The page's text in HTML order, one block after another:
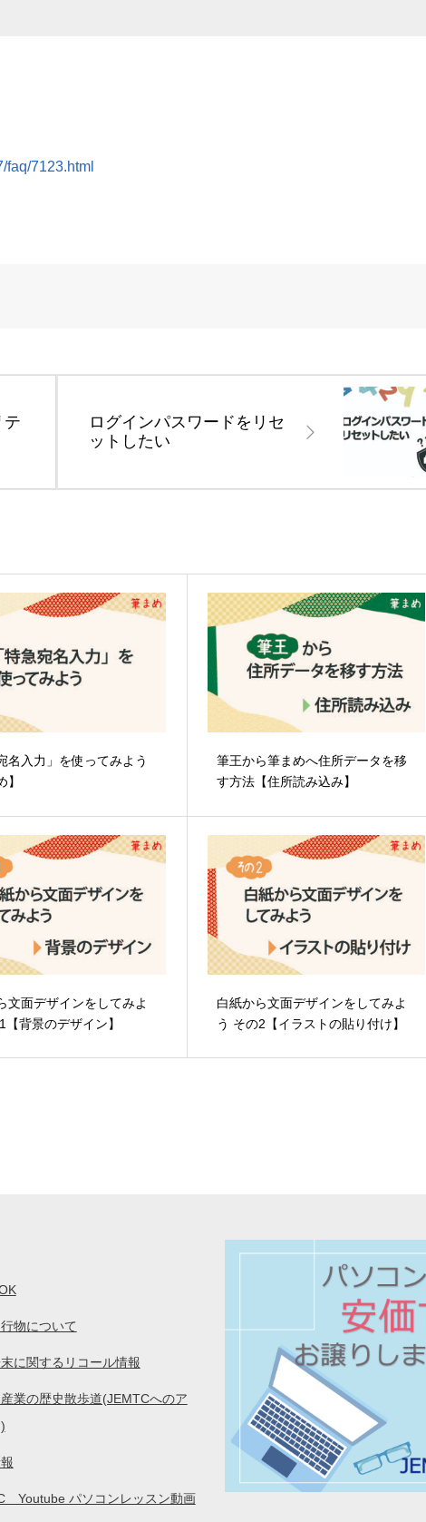
faq/7123.html
テ
ログインパスワードをリセ
ットしたい
名入力」を使ってみよう
】
筆王から筆まめへ住所データを移
す方法【住所読み込み】
文面デザインをしてみよ
【背景のデザイン】
白紙から文面デザインをしてみよ
う その2【イラストの貼り付け】
物について
に関するリコール情報
業の歴史散歩道(JEMTCへのア
Youtube パソコンレッスン動画